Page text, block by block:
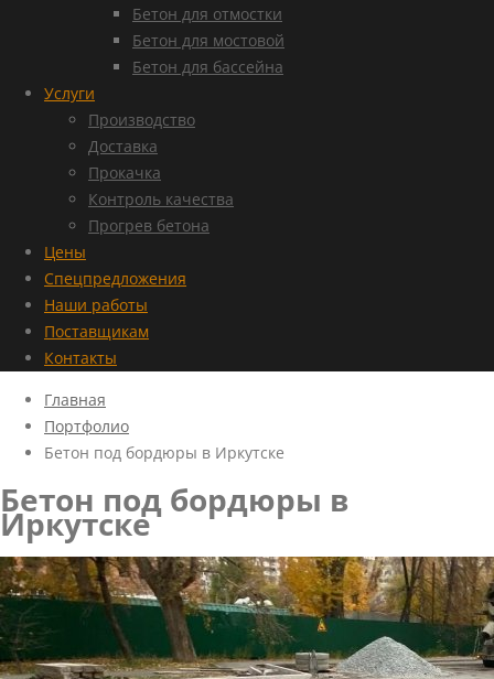
Бетон для отмостки
Бетон для мостовой
Бетон для бассейна
Услуги
Производство
Доставка
Прокачка
Контроль качества
Прогрев бетона
Цены
Спецпредложения
Наши работы
Поставщикам
Контакты
Главная
Портфолио
Бетон под бордюры в Иркутске
Бетон под бордюры в
Иркутске